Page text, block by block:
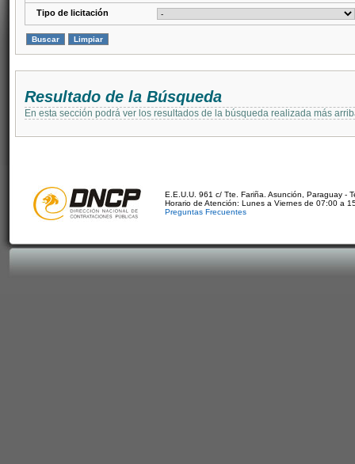
Tipo de licitación
Resultado de la Búsqueda
En esta sección podrá ver los resultados de la búsqueda realizada más
E.E.U.U. 961 c/ Tte. Fariña. Asunción, Paraguay -
Horario de Atención: Lunes a Viernes de 07:00 a
Preguntas Frecuentes